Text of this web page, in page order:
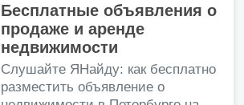
Бесплатные объявления о
продаже и аренде
недвижимости
Слушайте ЯНайду: как бесплатно
разместить объявление о